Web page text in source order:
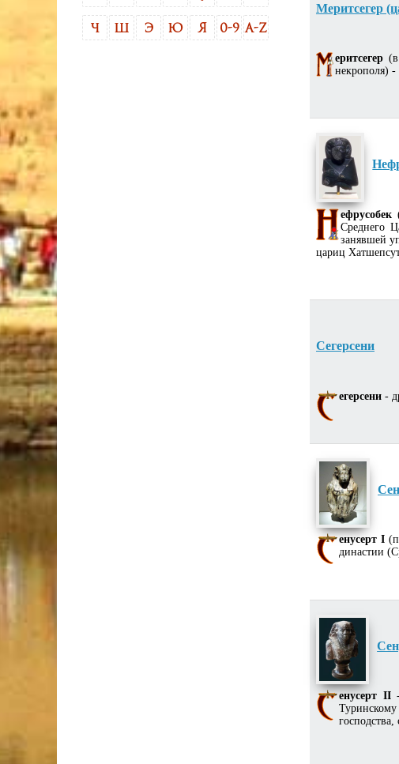
Меритсегер
еритсегер
некрополя)
ефрусобек
Среднего
занявшей
цариц
Сегерсени
егерсени -
енусерт I
династии
енусерт II-
Туринскому
Ч Э Ю Я 0-9 A-Z